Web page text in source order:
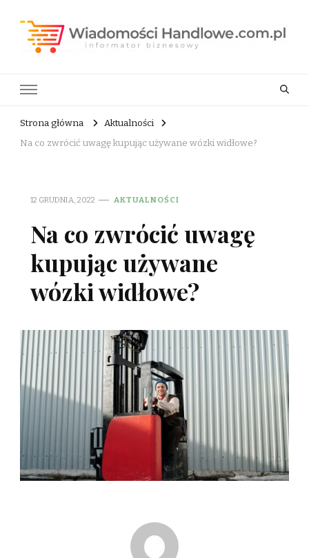
Strona główna
Aktualności
Na co zwrócić uwagę kupując używane wózki widłowe?
12 GRUDNIA, 2022 AKTUALNOŚCI
Na co zwrócić uwagę
kupując używane
wózki widłowe?